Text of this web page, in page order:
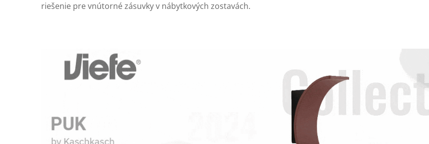
riešenie pre vnútorné zásuvky v nábytkových zostavách.